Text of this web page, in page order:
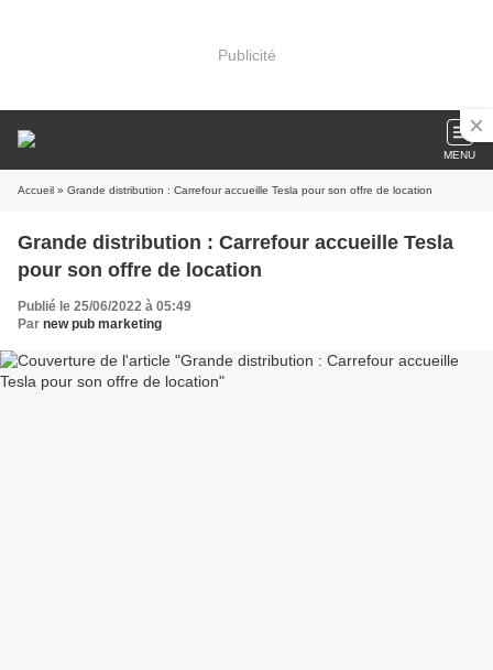
Publicité
MENU
Accueil » Grande distribution : Carrefour accueille Tesla pour son offre de location
Grande distribution : Carrefour accueille Tesla
pour son offre de location
Publié le 25/06/2022 à 05:49
Par new pub marketing